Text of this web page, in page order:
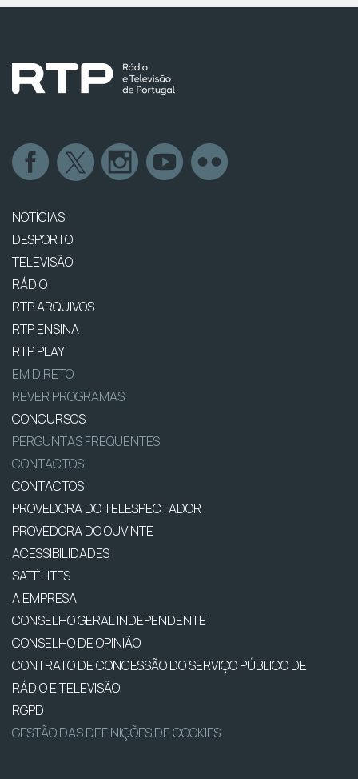
NOTÍCIAS
DESPORTO
TELEVISÃO
RÁDIO
RTP ARQUIVOS
RTP ENSINA
RTP PLAY
EM DIRETO
REVER PROGRAMAS
CONCURSOS
PERGUNTAS FREQUENTES
CONTACTOS
CONTACTOS
PROVEDORA DO TELESPECTADOR
PROVEDORA DO OUVINTE
ACESSIBILIDADES
SATÉLITES
A EMPRESA
CONSELHO GERAL INDEPENDENTE
CONSELHO DE OPINIÃO
CONTRATO DE CONCESSÃO DO SERVIÇO PÚBLICO DE
RÁDIO E TELEVISÃO
RGPD
GESTÃO DAS DEFINIÇÕES DE COOKIES